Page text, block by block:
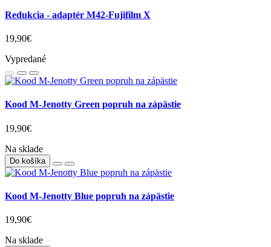
Redukcia - adaptér M42-Fujifilm X
19,90€
Vypredané
Kood M-Jenotty Green popruh na zápästie
19,90€
Na sklade
Do košíka
Kood M-Jenotty Blue popruh na zápästie
19,90€
Na sklade